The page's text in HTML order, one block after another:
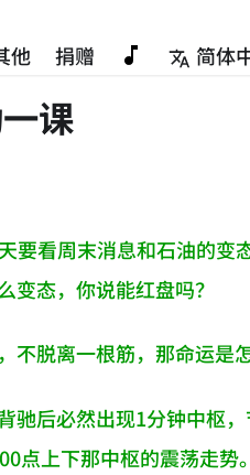
他 捐赠
简体
课
要看周末消息和石油的变
变态，你说能红盘吗？
脱离一根筋，那命运是
后必然出现1分钟中枢
点上下那中枢的震荡走势。